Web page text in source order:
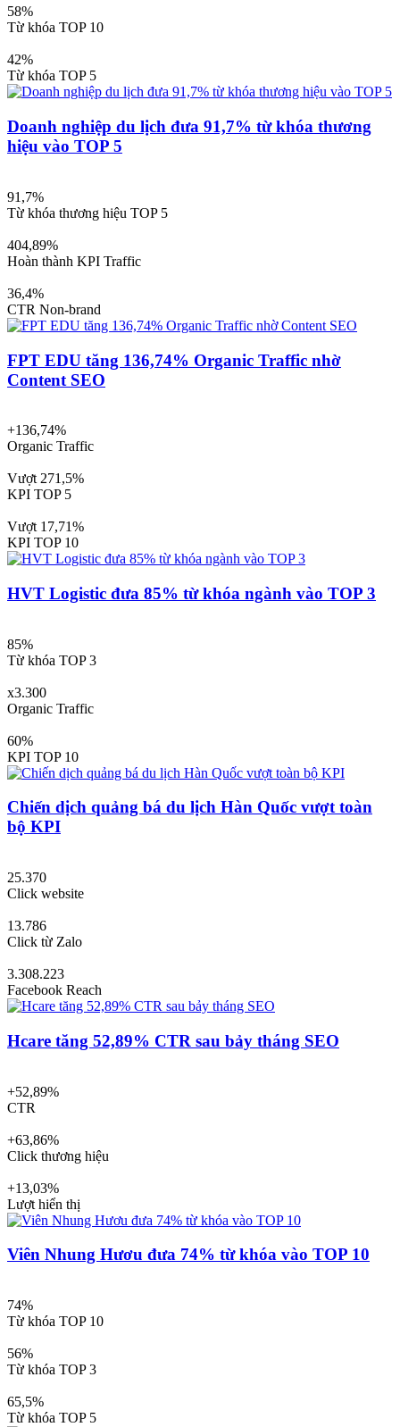
58%
Từ khóa TOP 10
42%
Từ khóa TOP 5
Doanh nghiệp du lịch đưa 91,7% từ khóa thương
hiệu vào TOP 5
91,7%
Từ khóa thương hiệu TOP 5
404,89%
Hoàn thành KPI Traffic
36,4%
CTR Non-brand
FPT EDU tăng 136,74% Organic Traffic nhờ
Content SEO
+136,74%
Organic Traffic
Vượt 271,5%
KPI TOP 5
Vượt 17,71%
KPI TOP 10
HVT Logistic đưa 85% từ khóa ngành vào TOP 3
85%
Từ khóa TOP 3
x3.300
Organic Traffic
60%
KPI TOP 10
Chiến dịch quảng bá du lịch Hàn Quốc vượt toàn
bộ KPI
25.370
Click website
13.786
Click từ Zalo
3.308.223
Facebook Reach
Hcare tăng 52,89% CTR sau bảy tháng SEO
+52,89%
CTR
+63,86%
Click thương hiệu
+13,03%
Lượt hiển thị
Viên Nhung Hươu đưa 74% từ khóa vào TOP 10
74%
Từ khóa TOP 10
56%
Từ khóa TOP 3
65,5%
Từ khóa TOP 5